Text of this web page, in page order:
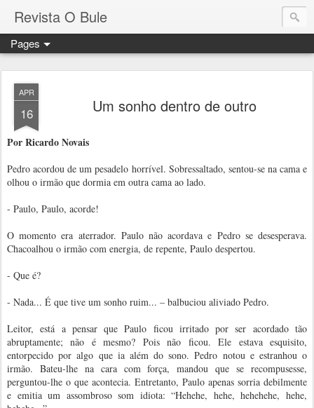
Revista O Bule
Pages
APR
16 Um sonho dentro de outro
Por Ricardo Novais
Pedro acordou de um pesadelo horrível. Sobressaltado, sentou-se na cama e
olhou o irmão que dormia em outra cama ao lado.
- Paulo, Paulo, acorde!
O momento era aterrador. Paulo não acordava e Pedro se desesperava.
Chacoalhou o irmão com energia, de repente, Paulo despertou.
- Que é?
- Nada... É que tive um sonho ruim... – balbuciou aliviado Pedro.
Leitor, está a pensar que Paulo ficou irritado por ser acordado tão
abruptamente; não é mesmo? Pois não ficou. Ele estava esquisito,
entorpecido por algo que ia além do sono. Pedro notou e estranhou o
irmão. Bateu-lhe na cara com força, mandou que se recompusesse,
perguntou-lhe o que acontecia. Entretanto, Paulo apenas sorria debilmente
e emitia um assombroso som idiota: “Hehehe, hehe, hehehehe, hehe,